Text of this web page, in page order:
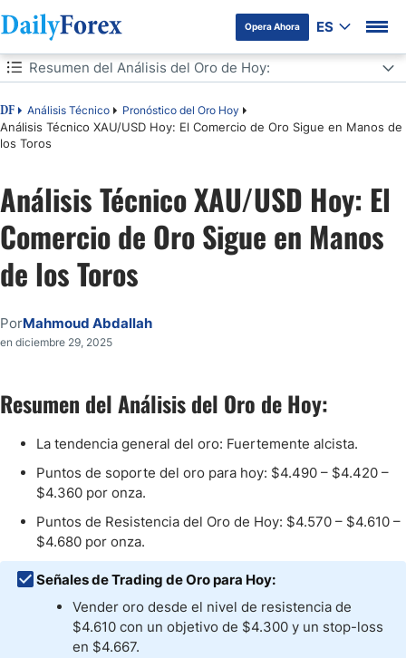
Opera Ahora ES
Tabla de contenidos
DF Análisis Técnico Pronóstico del Oro Hoy
Análisis Técnico XAU/USD Hoy: El Comercio de Oro Sigue en Manos de
los Toros
Resumen del Análisis del Oro de Hoy:
Resumen del Análisis del Oro de Hoy:
Análisis Técnico del Precio del Oro (XAU/USD) Hoy:
La Demanda de Refugio Seguro Respalda las Ganancias del Oro
Análisis Técnico XAU/USD Hoy: El
Comercio de Oro Sigue en Manos
de los Toros
PorMahmoud Abdallah
en diciembre 29, 2025
Resumen del Análisis del Oro de Hoy:
La tendencia general del oro: Fuertemente alcista.
Puntos de soporte del oro para hoy: $4.490 – $4.420 –
$4.360 por onza.
Puntos de Resistencia del Oro de Hoy: $4.570 – $4.610 –
$4.680 por onza.
Señales de Trading de Oro para Hoy:
Vender oro desde el nivel de resistencia de
$4.610 con un objetivo de $4.300 y un stop-loss
en $4.667.